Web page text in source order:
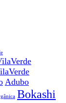
Adubo
Bokashi